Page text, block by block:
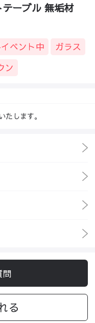
ーブル 無垢材
ベント中
ガラス
ン
します。
問
る